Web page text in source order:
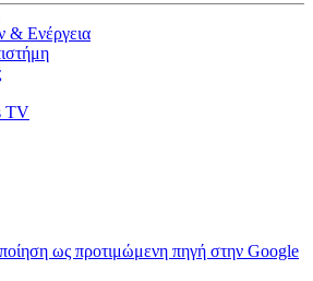
& Ενέργεια
TV
ως προτιμώμενη πηγή στην Google